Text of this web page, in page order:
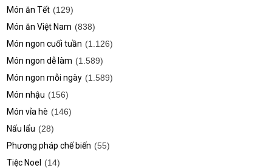
Món ăn Tết (129)
Món ăn Việt Nam (838)
Món ngon cuối tuần (1.126)
Món ngon dễ làm (1.589)
Món ngon mỗi ngày (1.589)
Món nhậu (156)
Món vỉa hè (146)
Nấu lẩu (28)
Phương pháp chế biến (55)
Tiệc Noel
(14)